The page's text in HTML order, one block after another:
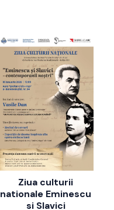
Ziua culturii
nationale Eminescu
si Slavici